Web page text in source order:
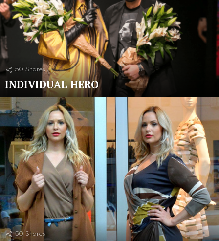
50 Shares
INDIVIDUAL HERO
50 Shares